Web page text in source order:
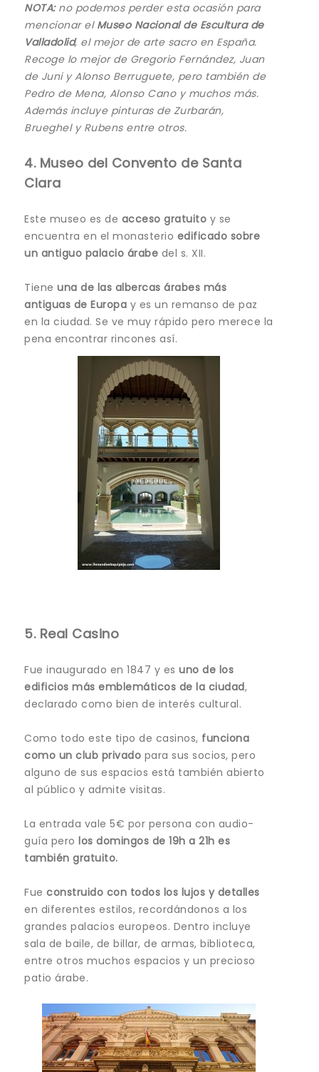
NOTA:no podemos perder esta ocasión para
mencionar el Museo Nacional de Escultura de
Valladolid, el mejor de arte sacro en España.
Recoge lo mejor de Gregorio Fernández, Juan
de Juni y Alonso Berruguete, pero también de
Pedro de Mena, Alonso Cano y muchos más.
Además incluye pinturas de Zurbarán,
Brueghel y Rubens entre otros.
4. Museo del Convento de Santa
Clara
Este museo es de acceso gratuito y se
encuentra en el monasterio edificado sobre
un antiguo palacio árabe del s. XII.
Tiene una de las albercas árabes más
antiguas de Europa y es un remanso de paz
en la ciudad. Se ve muy rápido pero merece la
pena encontrar rincones así.
5. Real Casino
Fue inaugurado en 1847 y es uno de los
edificios más emblemáticos de la ciudad,
declarado como bien de interés cultural.
Como todo este tipo de casinos, funciona
como un club privado para sus socios, pero
alguno de sus espacios está también abierto
al público y admite visitas.
La entrada vale 5€ por persona con audio-
guía pero los domingos de 19h a 21h es
también gratuito.
Fue construido con todos los lujos y detalles
en diferentes estilos, recordándonos a los
grandes palacios europeos. Dentro incluye
sala de baile, de billar, de armas, biblioteca,
entre otros muchos espacios y un precioso
patio árabe.